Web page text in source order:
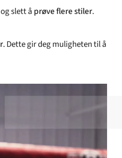
slett å prøve flere stiler.
. Dette gir deg muligheten til å